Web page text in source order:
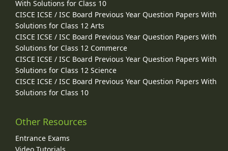
With Solutions for Class 10
CISCE ICSE / ISC Board Previous Year Question Papers With
Solutions for Class 12 Arts
CISCE ICSE / ISC Board Previous Year Question Papers With
Solutions for Class 12 Commerce
CISCE ICSE / ISC Board Previous Year Question Papers With
Solutions for Class 12 Science
CISCE ICSE / ISC Board Previous Year Question Papers With
Solutions for Class 10
Other Resources
Entrance Exams